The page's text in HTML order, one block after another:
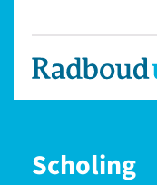
Scholing